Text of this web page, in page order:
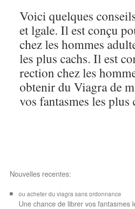
Voici quelques
et lgale. Il est conçu
chez les hommes
les plus cachs. Il est
rection chez les
obtenir du Viagra de
vos fantasmes les
Nouvelles recentes:
ou acheter du viagra sans ordonnance
Une chance de librer vosfantasmes